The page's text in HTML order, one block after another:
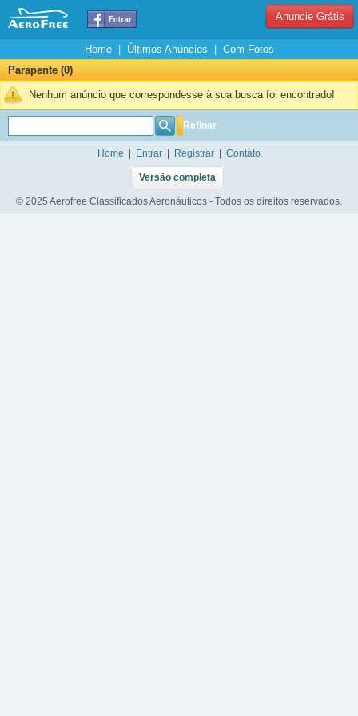
Anuncie Grátis
Home| Últimos Anúncios
Com Fotos
Parapente (0)
Nenhum anúncio que correspondesse à sua busca foi encontrado!
Refinar
Home Entrar Registrar Contato
Versão completa
© 2025 Aerofree Classificados Aeronáuticos - Todos os direitos reservados.